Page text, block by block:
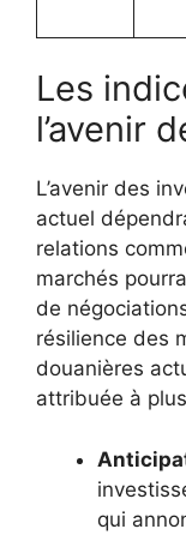
Les
l’avenir
L’avenir des
actuel
relations
marchés
de
résilience des
douanières
attribuée à
qui